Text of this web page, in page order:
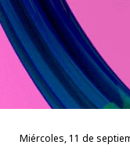
miércoles, 11 de